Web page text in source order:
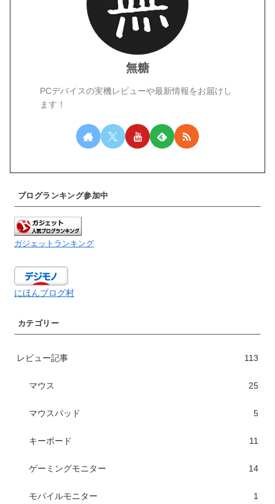
無糖
PCデバイスの実機レビューや最新情報をお届けし
ます！
ブログランキング参加中
ガジェットランキング
にほんブログ村
カテゴリー
レビュー記事 113
マウス 25
マウスパッド 5
キーボード 11
ゲーミングモニター 14
モバイルモニター 1